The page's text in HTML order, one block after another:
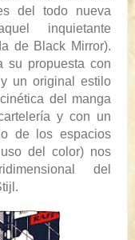
del todo nueva
inquietante
de Black Mirror).
su propuesta con
un original estilo
del manga
y con un
de los espacios
del color) nos
del